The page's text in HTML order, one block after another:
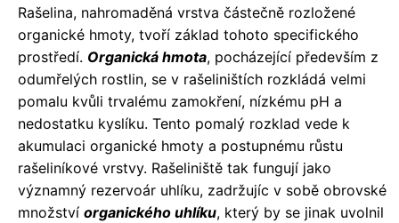
Rašelina, nahromaděná vrstva částečně rozložené
organické hmoty, tvoří základ tohoto specifického
prostředí. Organická hmota, pocházející především z
odumřelých rostlin, se v rašeliništích rozkládá velmi
pomalu kvůli trvalému zamokření, nízkému pH a
nedostatku kyslíku. Tento pomalý rozklad vede k
akumulaci organické hmoty a postupnému růstu
rašeliníkové vrstvy. Rašeliniště tak fungují jako
významný rezervoár uhlíku, zadržujíc v sobě obrovské
množství organického uhlíku, který by se jinak uvolnil